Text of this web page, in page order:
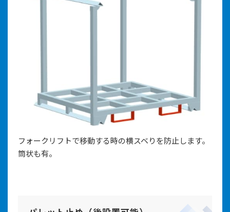
フォークリフトで移動する時の横スベりを防止します。
筒状も有。